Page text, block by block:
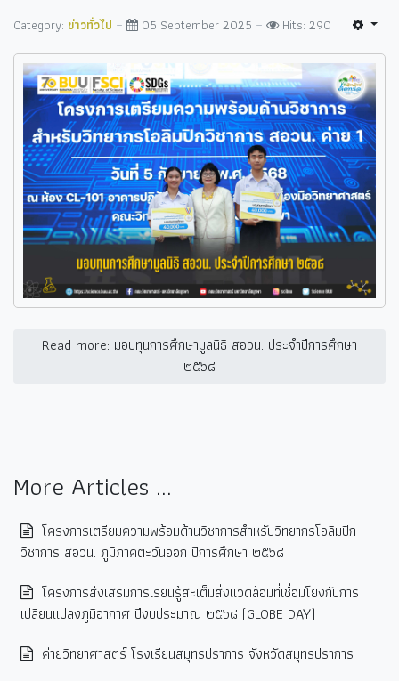
Category: ข่าวทั่วไป 05 September 2025 Hits: 290
Read more: มอบทุนการศึกษามูลนิธิ สอวน. ประจำปีการศึกษา
๒๕๖๘
More Articles ...
โครงการเตรียมความพร้อมด้านวิชาการสำหรับวิทยากรโอลิมปิก
วิชาการ สอวน. ภูมิภาคตะวันออก ปีการศึกษา ๒๕๖๘
โครงการส่งเสริมการเรียนรู้สะเต็มสิ่งแวดล้อมที่เชื่อมโยงกับการ
เปลี่ยนแปลงภูมิอากาศ ปีงบประมาณ ๒๕๖๘ (GLOBE DAY)
ค่ายวิทยาศาสตร์ โรงเรียนสมุทรปราการ จังหวัดสมุทรปราการ